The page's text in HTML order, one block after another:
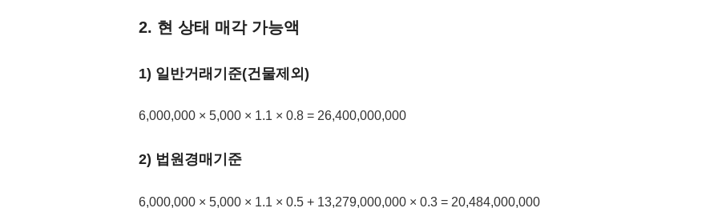
2. 현 상태 매각 가능액
1) 일반거래기준(건물제외)
6,000,000 × 5,000 × 1.1 × 0.8 = 26,400,000,000
2) 법원경매기준
6,000,000 × 5,000 × 1.1 × 0.5 + 13,279,000,000 × 0.3 = 20,484,000,000